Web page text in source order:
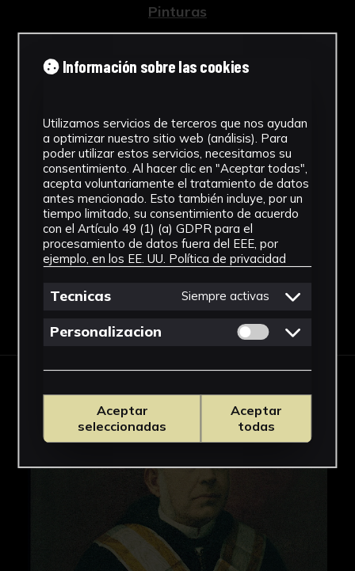
Pinturas
1903
Academicista
Ubicación
Rectorado
Ver más
IMÁGENES
Información sobre las cookies
Utilizamos servicios de terceros que nos ayudan
a optimizar nuestro sitio web (análisis). Para
poder utilizar estos servicios, necesitamos su
consentimiento. Al hacer clic en "Aceptar todas",
acepta voluntariamente el tratamiento de datos
antes mencionado. Esto también incluye, por un
tiempo limitado, su consentimiento de acuerdo
con el Artículo 49 (1) (a) GDPR para el
procesamiento de datos fuera del EEE, por
ejemplo, en los EE. UU. Política de privacidad
Tecnicas Siempre activas
Personalizacion Permitir cookies
Aceptar
seleccionadas
Aceptar
todas